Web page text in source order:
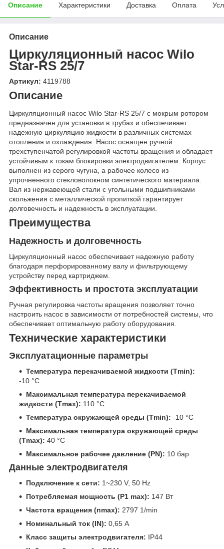
Описание Характеристики Доставка Оплата
Описание
Циркуляционный насос Wilo
Star-RS 25/7
Артикул: 4119788
Описание
Циркуляционный насос Wilo Star-RS 25/7 с мокрым ротором
предназначен для установки в трубах и обеспечивает
надежную циркуляцию жидкости в различных системах
отопления и охлаждения. Насос оснащен ручной
трехступенчатой регулировкой частоты вращения и обладает
устойчивым к токам блокировки электродвигателем. Корпус
выполнен из серого чугуна, а рабочее колесо из
упрочненного стекловолокном синтетического материала.
Вал из нержавеющей стали с угольными подшипниками
скольжения с металлической пропиткой гарантирует
долговечность и надежность в эксплуатации.
Преимущества
Надежность и долговечность
Циркуляционный насос обеспечивает надежную работу
благодаря перфорированному валу и фильтрующему
устройству перед картриджем.
Эффективность и простота эксплуатации
Ручная регулировка частоты вращения позволяет точно
настроить насос в зависимости от потребностей системы, что
обеспечивает оптимальную работу оборудования.
Технические характеристики
Эксплуатационные параметры
Температура перекачиваемой жидкости (Tmin):
-10 °C
Максимальная температура перекачиваемой
жидкости (Tmax): 110 °C
Температура окружающей среды (Tmin): -10 °C
Максимальная температура окружающей среды
(Tmax): 40 °C
Максимальное рабочее давление (PN): 10 бар
Данные электродвигателя
Подключение к сети: 1~230 V, 50 Hz
Потребляемая мощность (P1 max): 147 Вт
Частота вращения (nmax): 2797 1/min
Номинальный ток (IN): 0,65 А
Класс защиты электродвигателя: IP44